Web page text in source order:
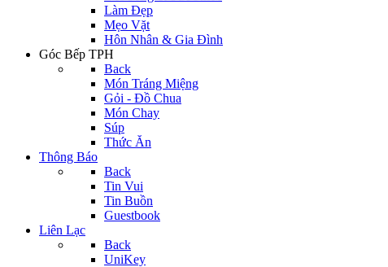
Làm Đẹp
Mẹo Vặt
Hôn Nhân & Gia Đình
Góc Bếp TPH
Back
Món Tráng Miệng
Gỏi - Đồ Chua
Món Chay
Súp
Thức Ăn
Thông Báo
Back
Tin Vui
Tin Buồn
Guestbook
Liên Lạc
Back
UniKey